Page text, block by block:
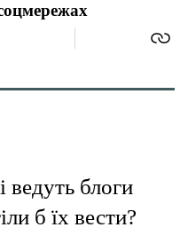
блоги
б їх вести?